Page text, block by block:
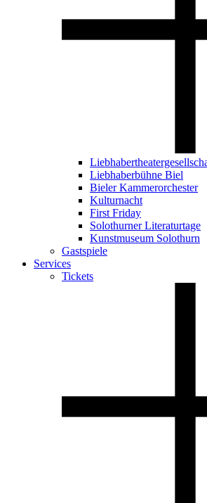
Liebhaberbühne Biel
Bieler Kammerorchester
Kulturnacht
First Friday
Solothurner Literaturtage
Kunstmuseum Solothurn
Gastspiele
Services
Tickets